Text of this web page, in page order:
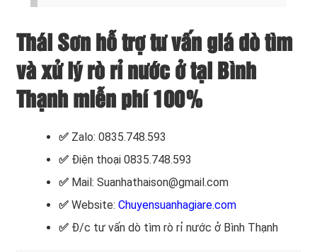
Thái Sơn hỗ trợ tư vấn giá dò tìm
và xử lý rò rỉ nước ở tại Bình
Thạnh miễn phí 100%
✅ Zalo: 0835.748.593
✅ Điện thoại 0835.748.593
✅ Mail: Suanhathaison@gmail.com
✅ Website: Chuyensuanhagiare.com
✅ Đ/c tư vấn dò tìm rò rỉ nước ở Bình Thạnh